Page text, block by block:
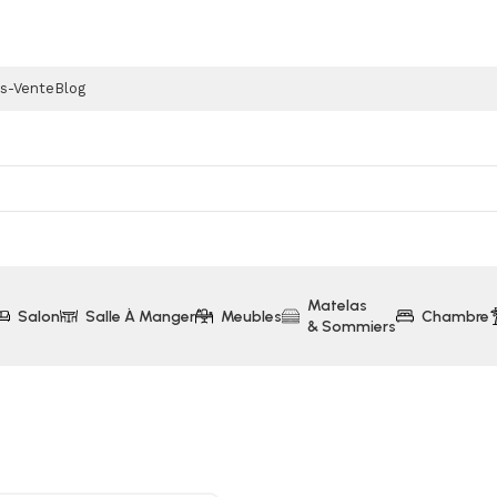
Vente Blog
Salon Salle À Manger Meubles
Matelas
& Sommiers
Chambre